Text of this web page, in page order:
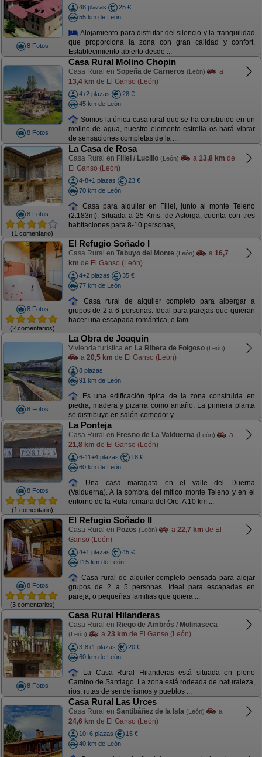
8 Fotos
48 plazas
25 €
55 km de León
Alojamiento para disfrutar del silencio y la tranquilidad
que proporciona la zona con gran calidad y confort.
Establecimiento abierto desde ...
8 Fotos
Casa Rural Molino Chopin
Casa Rural en Sopeña de Carneros (León)
a
13,4 km de El Ganso (León)
4+2 plazas
28 €
45 km de León
Somos la única casa rural que se ha construido en un
molino de agua, nuestro elemento estrella os hará vibrar
de sensaciones completas de la ...
8 Fotos
(1 comentario)
La Casa de Rosa
Casa Rural en Filiel / Lucillo (León) a 13,8 km de
El Ganso (León)
4-8+1 plazas
23 €
70 km de León
Casa para alquilar en Filiel, junto al monte Teleno
(2.183m). Situada a 25 Kms. de Astorga, cuenta con tres
habitaciones para 8-10 personas, ...
8 Fotos
(2 comentarios)
El Refugio Soñado I
Casa Rural en Tabuyo del Monte (León) a 16,7
km de El Ganso (León)
4+2 plazas
35 €
77 km de León
Casa rural de alquiler completo para albergar a
grupos de 2 a 6 personas. Ideal para parejas que quieran
hacer una escapada romántica, o fam ...
8 Fotos
La Obra de Joaquín
Vivienda turística en La Ribera de Folgoso (León)
a 20,5 km de El Ganso (León)
8 plazas
91 km de León
Es una edificación típica de la zona construida en
piedra, madera y pizarra como antaño. La primera planta
se distribuye en salón-comedor y ...
8 Fotos
(1 comentario)
La Ponteja
Casa Rural en Fresno de La Valduerna (León)
a
21,8 km de El Ganso (León)
6-11+4 plazas
18 €
60 km de León
Una casa maragata en el valle del Duerna
(Valduerna). A la sombra del mítico monte Teleno y en el
entorno de la Ruta romana del Oro. A 10 km ...
8 Fotos
(3 comentarios)
El Refugio Soñado II
Casa Rural en Pozos (León) a 22,7 km de El
Ganso (León)
4+1 plazas
45 €
115 km de León
Casa rural de alquiler completo pensada para alojar
grupos de 2 a 5 personas. Ideal para escapadas en
pareja, o pequeñas familias que quiera ...
8 Fotos
Casa Rural Hilanderas
Casa Rural en Riego de Ambrós / Molinaseca
(León) a 23 km de El Ganso (León)
3-8+1 plazas
20 €
60 km de León
La Casa Rural Hilanderas está situada en pleno
Camino de Santiago. La zona está rodeada de naturaleza,
rios, rutas de senderismos y pueblos ...
Casa Rural Las Urces
Casa Rural en Santibáñez de la Isla (León)
a
24,6 km de El Ganso (León)
10+6 plazas
15 €
40 km de León